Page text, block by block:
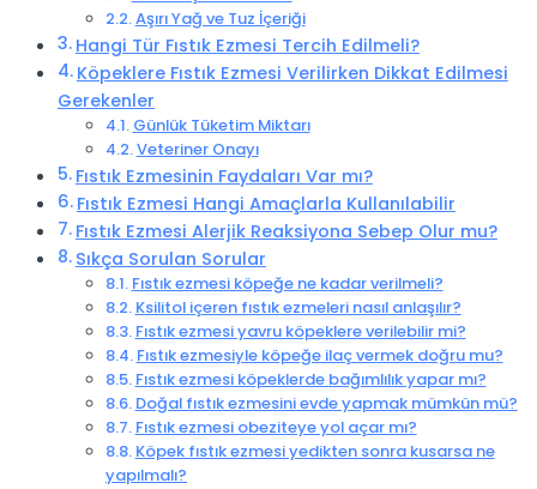
Aşırı Yağ ve Tuz İçeriği
Hangi Tür Fıstık Ezmesi Tercih Edilmeli?
Köpeklere Fıstık Ezmesi Verilirken Dikkat Edilmesi
Gerekenler
Günlük Tüketim Miktarı
Veteriner Onayı
Fıstık Ezmesinin Faydaları Var mı?
Fıstık Ezmesi Hangi Amaçlarla Kullanılabilir
Fıstık Ezmesi Alerjik Reaksiyona Sebep Olur mu?
Sıkça Sorulan Sorular
Fıstık ezmesi köpeğe ne kadar verilmeli?
Ksilitol içeren fıstık ezmeleri nasıl anlaşılır?
Fıstık ezmesi yavru köpeklere verilebilir mi?
Fıstık ezmesiyle köpeğe ilaç vermek doğru mu?
Fıstık ezmesi köpeklerde bağımlılık yapar mı?
Doğal fıstık ezmesini evde yapmak mümkün mü?
Fıstık ezmesi obeziteye yol açar mı?
Köpek fıstık ezmesi yedikten sonra kusarsa ne
yapılmalı?